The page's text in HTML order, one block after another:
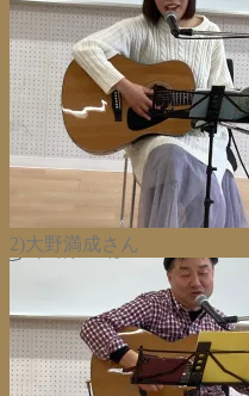
2)大野満成さん